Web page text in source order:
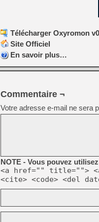
Télécharger Oxyromon
Site Officiel
En savoir plus…
Commentaire ¬
Votre adresse e-mail ne sera
NOTE - Vous pouvez
<a href="" title="">
<cite> <code> <del